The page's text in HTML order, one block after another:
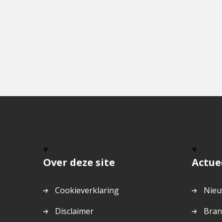
Over deze site
Cookieverklaring
Disclaimer